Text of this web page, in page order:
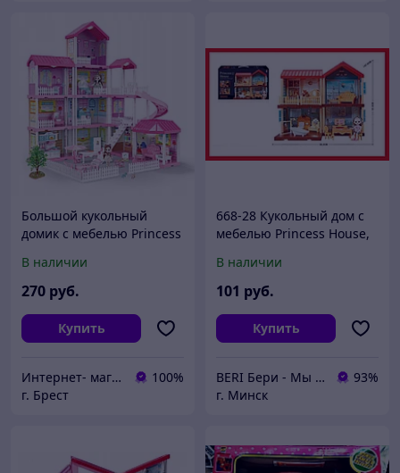
Большой кукольный
домик с мебелью Princess
LED
В наличии
270 руб.
Купить
Интернет- магазин O'кей маркет
100%
г. Брест
668-28 Кукольный дом с
мебелью Princess House,
деталей, кукольный
домик
В наличии
101 руб.
Купить
BERI Бери - Мы ненавидим демпинг, но нас вынуждают конкуренты
93%
г. Минск